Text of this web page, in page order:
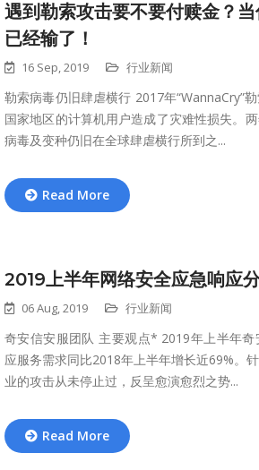
遇到勒索攻击要不要付赎金？当
已经输了！
16 Sep, 2019 行业新闻
勒索病毒仍旧肆虐横行 2017年“WannaCry”
国家地区的计算机用户造成了灾难性损失。
病毒及变种仍旧在全球肆虐横行所到之...
Read More
2019上半年网络安全应急响应
06 Aug, 2019 行业新闻
奇安信安服团队 主要观点* 2019年上半年
应服务需求同比2018年上半年增长近69%。
业的攻击从未停止过，反呈愈演愈烈之势...
Read More